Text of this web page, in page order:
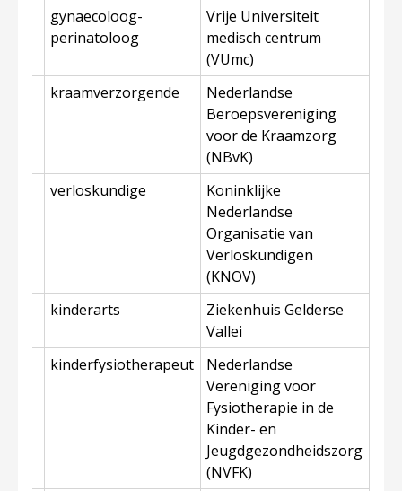
gynaecoloog-
perinatoloog
Vrije Universiteit
medisch centrum
(VUmc)
kraamverzorgende
Nederlandse
Beroepsvereniging
voor de Kraamzorg
(NBvK)
verloskundige
Koninklijke
Nederlandse
Organisatie van
Verloskundigen
(KNOV)
kinderarts
Ziekenhuis Gelderse
Vallei
kinderfysiotherapeut
Nederlandse
Vereniging voor
Fysiotherapie in de
Kinder- en
Jeugdgezondheidszorg
(NVFK)